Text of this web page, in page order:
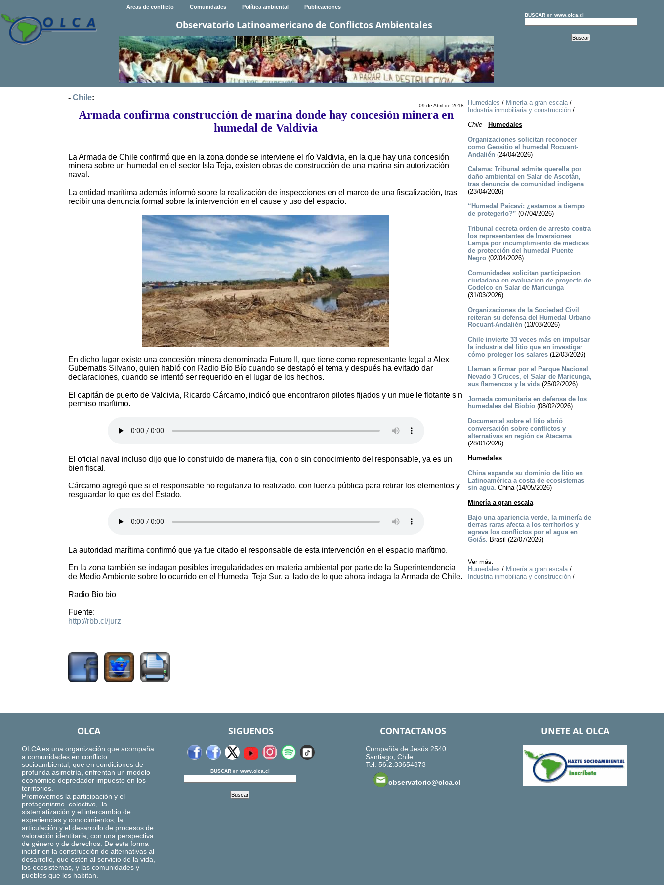
Areas de conflicto Comunidades Política ambiental Publicaciones
Observatorio Latinoamericano de Conflictos Ambientales
BUSCARen www.olca.cl
- Chile:
09 de Abril de 2018
Armada confirma construcción de marina donde hay concesión minera en
humedal de Valdivia
La Armada de Chile confirmó que en la zona donde se interviene el río Valdivia, en la que hay una concesión
minera sobre un humedal en el sector Isla Teja, existen obras de construcción de una marina sin autorización
naval.
La entidad marítima además informó sobre la realización de inspecciones en el marco de una fiscalización, tras
recibir una denuncia formal sobre la intervención en el cause y uso del espacio.
En dicho lugar existe una concesión minera denominada Futuro II, que tiene como representante legal a Alex
Gubernatis Silvano, quien habló con Radio Bío Bío cuando se destapó el tema y después ha evitado dar
declaraciones, cuando se intentó ser requerido en el lugar de los hechos.
El capitán de puerto de Valdivia, Ricardo Cárcamo, indicó que encontraron pilotes fijados y un muelle flotante sin
permiso marítimo.
El oficial naval incluso dijo que lo construido de manera fija, con o sin conocimiento del responsable, ya es un
bien fiscal.
Cárcamo agregó que si el responsable no regulariza lo realizado, con fuerza pública para retirar los elementos y
resguardar lo que es del Estado.
La autoridad marítima confirmó que ya fue citado el responsable de esta intervención en el espacio marítimo.
En la zona también se indagan posibles irregularidades en materia ambiental por parte de la Superintendencia
de Medio Ambiente sobre lo ocurrido en el Humedal Teja Sur, al lado de lo que ahora indaga la Armada de Chile.
Radio Bio bio
Fuente:
http://rbb.cl/jurz
Humedales / Minería a gran escala/
Industria inmobiliaria y construcción/
Chile- Humedales
Organizaciones solicitan reconocer
como Geositio el humedal Rocuant-
Andalién (24/04/2026)
Calama: Tribunal admite querella por
daño ambiental en Salar de Ascotán,
tras denuncia de comunidad indígena
(23/04/2026)
“Humedal Paicaví: ¿estamos a tiempo
de protegerlo?” (07/04/2026)
Tribunal decreta orden de arresto contra
los representantes de Inversiones
Lampa por incumplimiento de medidas
de protección del humedal Puente
Negro(02/04/2026)
Comunidades solicitan participacion
ciudadana en evaluacion de proyecto de
Codelco en Salar de Maricunga
(31/03/2026)
Organizaciones de la Sociedad Civil
reiteran su defensa del Humedal Urbano
Rocuant-Andalién (13/03/2026)
Chile invierte 33 veces más en impulsar
la industria del litio que en investigar
cómo proteger los salares(12/03/2026)
Llaman a firmar por el Parque Nacional
Nevado 3 Cruces, el Salar de Maricunga,
sus flamencos y la vida(25/02/2026)
Jornada comunitaria en defensa de los
humedales del Biobío(08/02/2026)
Documental sobre el litio abrió
conversación sobre conflictos y
alternativas en región de Atacama
(28/01/2026)
Humedales
China expande su dominio de litio en
Latinoamérica a costa de ecosistemas
sin agua. China (14/05/2026)
Minería a gran escala
Bajo una apariencia verde, la minería de
tierras raras afecta a los territorios y
agrava los conflictos por el agua en
Goiás. Brasil (22/07/2026)
Ver más:
Humedales / Minería a gran escala/
Industria inmobiliaria y construcción/
OLCA
OLCA es una organización que acompaña
a comunidades en conflicto
socioambiental, que en condiciones de
profunda asimetría, enfrentan un modelo
económico depredador impuesto en los
territorios.
Promovemos la participación y el
protagonismo colectivo, la
sistematización y el intercambio de
experiencias y conocimientos, la
articulación y el desarrollo de procesos de
valoración identitaria, con una perspectiva
de género y de derechos. De esta forma
incidir en la construcción de alternativas al
desarrollo, que estén al servicio de la vida,
los ecosistemas, y las comunidades y
pueblos que los habitan.
SIGUENOS
BUSCARen www.olca.cl
CONTACTANOS
Compañía de Jesús 2540
Santiago, Chile.
Tel: 56.2.33654873
observatorio@olca.cl
UNETE AL OLCA